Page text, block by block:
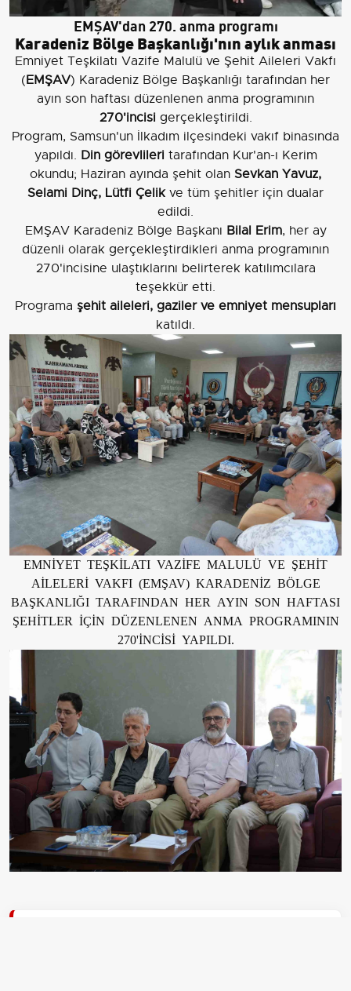
EMŞAV'dan 270. anma programı
Karadeniz Bölge Başkanlığı'nın aylık anması
Emniyet Teşkilatı Vazife Malulü ve Şehit Aileleri Vakfı
(EMŞAV) Karadeniz Bölge Başkanlığı tarafından her
ayın son haftası düzenlenen anma programının
270'incisigerçekleştirildi.
Program, Samsun'un İlkadım ilçesindeki vakıf binasında
yapıldı. Din görevlileritarafından Kur'an-ı Kerim
okundu; Haziran ayında şehit olan Sevkan Yavuz,
Selami Dinç, Lütfi Çelikve tüm şehitler için dualar
edildi.
EMŞAV Karadeniz Bölge Başkanı Bilal Erim, her ay
düzenli olarak gerçekleştirdikleri anma programının
270'incisine ulaştıklarını belirterek katılımcılara
teşekkür etti.
Programa şehit aileleri, gaziler ve emniyet mensupları
katıldı.
EMNİYET TEŞKİLATI VAZİFE MALULÜ VE ŞEHİT
AİLELERİ VAKFI (EMŞAV) KARADENİZ BÖLGE
BAŞKANLIĞI TARAFINDAN HER AYIN SON HAFTASI
ŞEHİTLER İÇİN DÜZENLENEN ANMA PROGRAMININ
270'İNCİSİ YAPILDI.